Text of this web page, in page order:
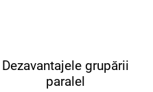
Dezavantajele grupării
paralel